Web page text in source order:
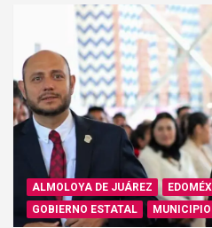
ALMOLOYA DE JUÁREZ EDOMÉX
GOBIERNO ESTATAL